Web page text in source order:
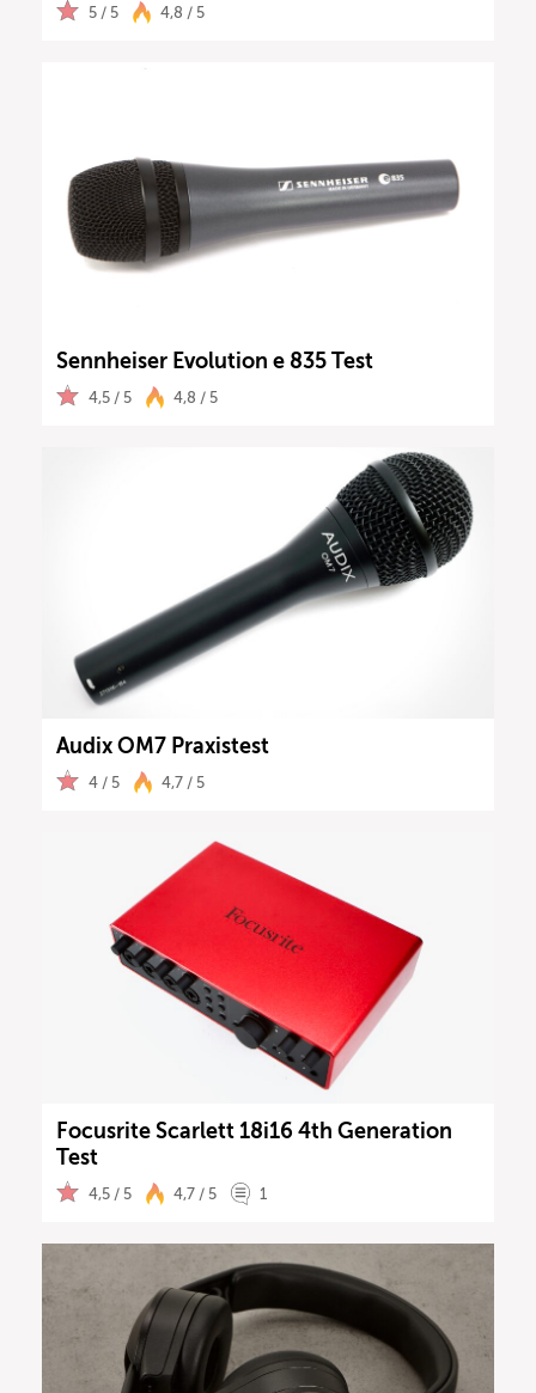
5 / 5 4,8 / 5
Sennheiser Evolution e 835 Test
4,5 / 5 4,8 / 5
Audix OM7 Praxistest
4 / 5 4,7 / 5
Focusrite Scarlett 18i16 4th Generation
Test
4,5 / 5 4,7 / 5 1